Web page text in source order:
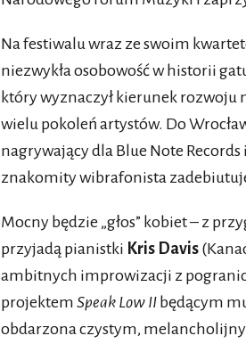
Na festiwalu wraz ze swoim
niezwykła osobowość w historii
który wyznaczył kierunek rozwoju
wielu pokoleń artystów. Do
nagrywający dla Blue Note
znakomity wibrafonista
Mocny będzie „głos” kobiet – z
przyjadą pianistki Kris Davis
ambitnych improwizacji z
projektem Speak Low II będącym
obdarzona czystym,